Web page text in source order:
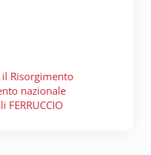
Risorgimento
nazionale